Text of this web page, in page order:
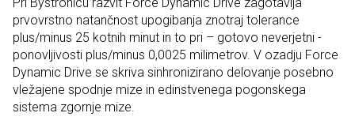
prvovrstno natančnost upogibanja znotraj tolerance
plus/minus 25 kotnih minut in to pri – gotovo neverjetni -
ponovljivosti plus/minus 0,0025 milimetrov. V ozadju Force
Dynamic Drive se skriva sinhronizirano delovanje posebno
vležajene spodnje mize in edinstvenega pogonskega
sistema zgornje mize.